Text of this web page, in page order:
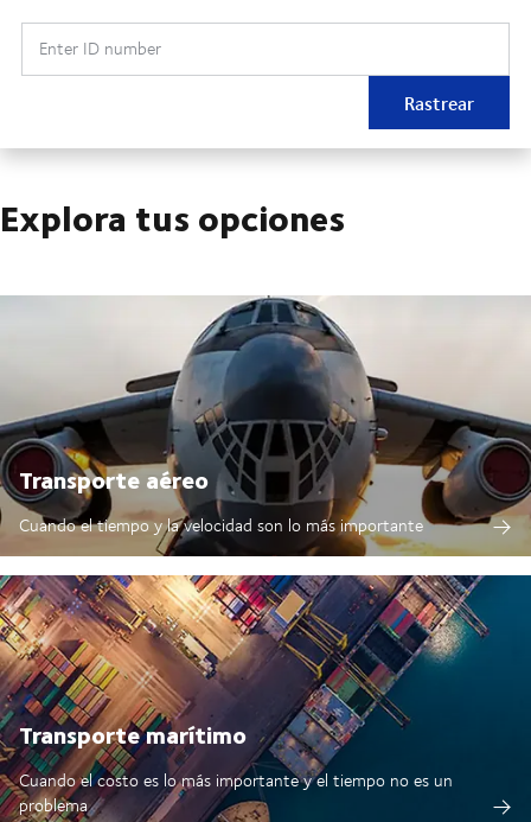
Enter ID number
Rastrear
Explora tus opciones
Transporte aéreo
Cuando el tiempo y la velocidad son lo más importante
Transporte marítimo
Cuando el costo es lo más importante y el tiempo no es un
problema